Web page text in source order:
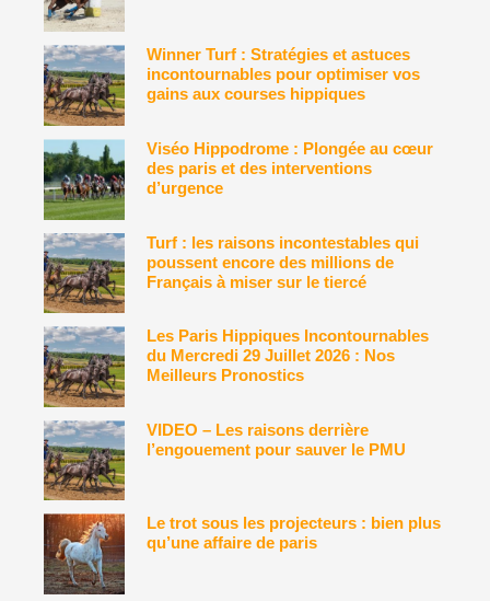
Winner Turf : Stratégies et astuces
incontournables pour optimiser vos
gains aux courses hippiques
Viséo Hippodrome : Plongée au cœur
des paris et des interventions
d’urgence
Turf : les raisons incontestables qui
poussent encore des millions de
Français à miser sur le tiercé
Les Paris Hippiques Incontournables
du Mercredi 29 Juillet 2026 : Nos
Meilleurs Pronostics
VIDEO – Les raisons derrière
l’engouement pour sauver le PMU
Le trot sous les projecteurs : bien plus
qu’une affaire de paris